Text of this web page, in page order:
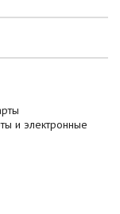
и электронные